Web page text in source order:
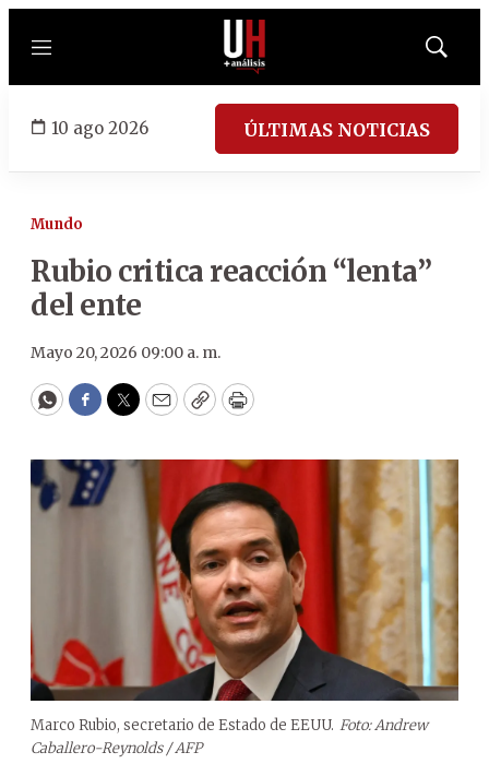
Menú
Mostrar
10 ago 2026 ÚLTIMAS NOTICIAS
Mundo
Rubio critica reacción “lenta”
del ente
Mayo 20, 2026 09:00 a. m.
WhatsApp
Facebook
Twitter
EmailCopyPrint
Marco Rubio, secretario de Estado de EEUU. Foto: Andrew
Caballero-Reynolds / AFP